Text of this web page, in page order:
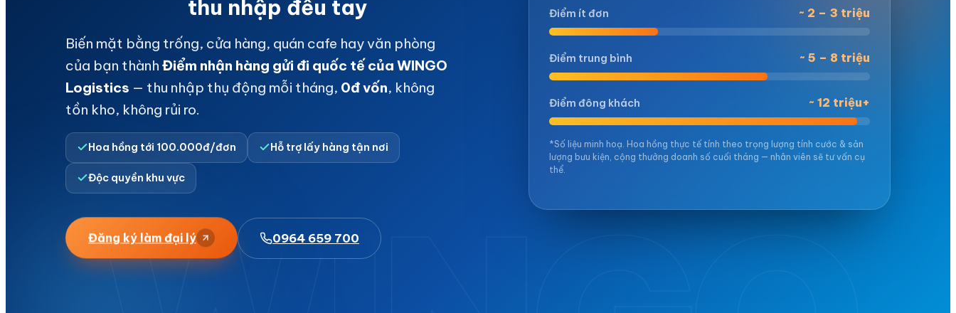
thu nhập đều tay
Biến mặt bằng trống, cửa hàng, quán cafe hay văn phòng
của bạn thành Điểm nhận hàng gửi đi quốc tế của WINGO
Logistics — thu nhập thụ động mỗi tháng, 0đ vốn, không
tồn kho, không rủi ro.
Hoa hồng tới 100.000đ/đơn Hỗ trợ lấy hàng tận nơi
Độc quyền khu vực
Đăng ký làm đại lý 0964 659 700
Điểm ít đơn ~ 2 – 3 triệu
Điểm trung bình ~ 5 – 8 triệu
Điểm đông khách ~ 12 triệu+
*Số liệu minh hoạ. Hoa hồng thực tế tính theo trọng lượng tính cước & sản
lượng bưu kiện, cộng thưởng doanh số cuối tháng — nhân viên sẽ tư vấn cụ
thể.